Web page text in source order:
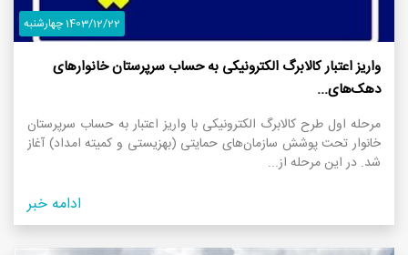
1403/12/22 چهارشنبه
واریز اعتبار کالابرگ الکترونیکی به حساب سرپرستان خانوار‌های
دهک‌های...
مرحله اول طرح کالابرگ الکترونیکی با واریز اعتبار به حساب سرپرستان
خانوار تحت پوشش سازمان‌های حمایتی (بهزیستی و کمیته امداد) آغاز
شد. در این مرحله از...
ادامه خبر